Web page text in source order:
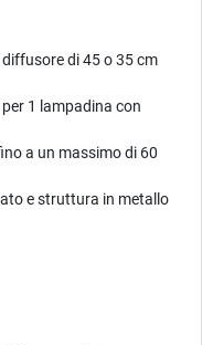
di 45 o 35 cm
1 lampadina con
a un massimo di 60
e struttura in metallo